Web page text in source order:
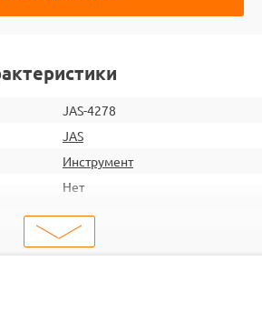
JAS-4278
JAS
Инструмент
Нет
Инструмент